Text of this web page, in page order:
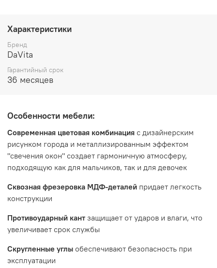
глубина 550 мм
высота 2200 мм
Характеристики
Бренд
DaVita
Гарантийный срок
36 месяцев
Особенности мебели:
Современная цветовая комбинация с дизайнерским
рисунком города и металлизированным эффектом
"свечения окон" создает гармоничную атмосферу,
подходящую как для мальчиков, так и для девочек
Сквозная фрезеровка МДФ-деталей придает легкость
конструкции
Противоударный кант защищает от ударов и влаги, что
увеличивает срок службы
Скругленные углы обеспечивают безопасность при
эксплуатации